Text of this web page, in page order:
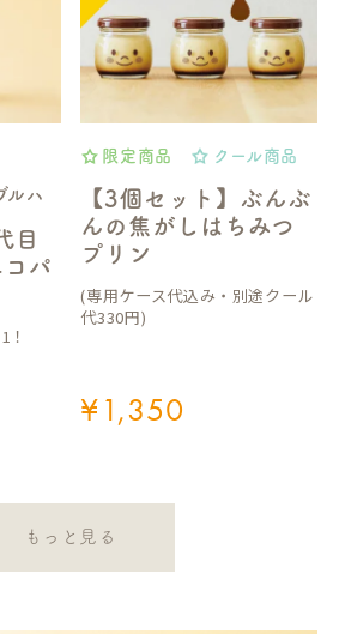
ルハ
目
パ
【3個セット】ぶんぶ
んの焦がしはちみつ
プリン
限定商品 クール商品
¥1,350
(専用ケース代込み・別途クール
代330円)
もっと見る